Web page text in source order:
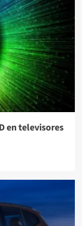
en televisores